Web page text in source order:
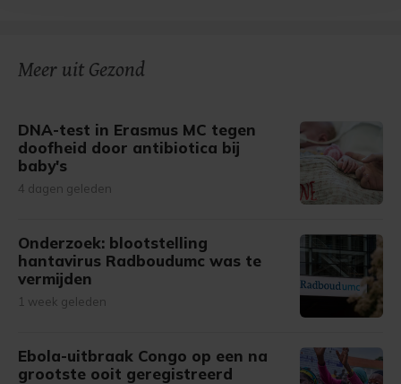
Meer uit Gezond
DNA-test in Erasmus MC tegen
doofheid door antibiotica bij
baby's
4 dagen geleden
Onderzoek: blootstelling
hantavirus Radboudumc was te
vermijden
1 week geleden
Ebola-uitbraak Congo op een na
grootste ooit geregistreerd